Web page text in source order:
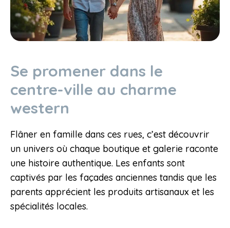
Se promener dans le
centre-ville au charme
western
Flâner en famille dans ces rues, c’est découvrir
un univers où chaque boutique et galerie raconte
une histoire authentique. Les enfants sont
captivés par les façades anciennes tandis que les
parents apprécient les produits artisanaux et les
spécialités locales.